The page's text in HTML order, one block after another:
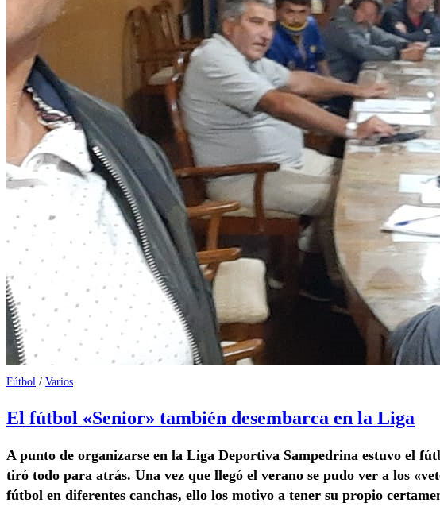
Fútbol / Varios
El fútbol «Senior» también desembarca en la Liga
A punto de organizarse en la Liga Deportiva Sampedrina estuvo el
tiró todo para atrás. Una vez que llegó el verano se pudo ver a los
fútbol en diferentes canchas, ello los motivo a tener su propio